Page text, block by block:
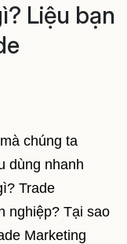
Liệu bạn
chúng ta
dùng nhanh
Trade
nghiệp? Tại sao
Marketing